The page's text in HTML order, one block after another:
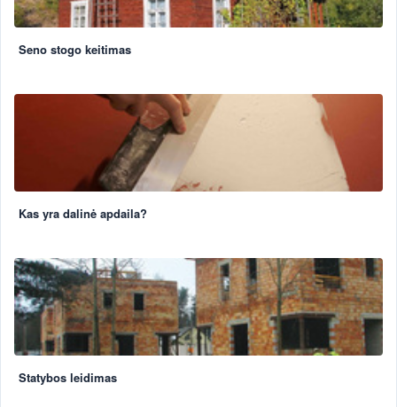
Seno stogo keitimas
Kas yra dalinė apdaila?
Statybos leidimas